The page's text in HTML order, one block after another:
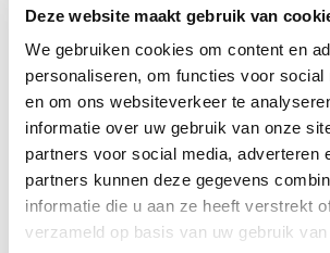
Deze website maakt gebruik van
We gebruiken cookies om content en
personaliseren, om functies voor social
en om ons websiteverkeer te
informatie over uw gebruik van onze
partners voor social media, adverteren
partners kunnen deze gegevens
informatie die u aan ze heeft verstrekt
verzameld op basis van uw gebruik
Nee
Ja
Op zoek naar de beste
vermogensbeheerder?
Bent u op zoek naar de voor u beste
vermogensbeheerder?
Vraag dan gratis en geheel vrijblijvend
SelectieRapport aan. Per e-mail